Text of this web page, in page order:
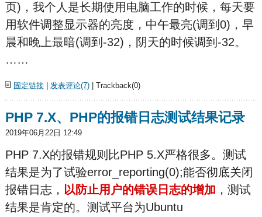
页)，我个人是长期使用电脑工作的时候，每天要
用软件调整显示器的亮度，中午最亮(调到0)，早
晨和晚上最暗(调到-32)，阴天的时候调到-32。
……
固定链接| 发表评论(7)| Trackback(0)
PHP 7.X、PHP的报错日志测试结果记录
2019年06月22日 12:49
PHP 7.X的报错规则比PHP 5.X严格很多。测试
结果是为了试验error_reporting(0);能否彻底关闭
报错日志， 以防止用户的错误日志的增加 ，测试
结果是肯定的。测试平台为Ubuntu